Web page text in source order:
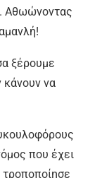
Αθωώνοντας
ξέρουμε
κάνουν να
που έχει
τροποποίησε